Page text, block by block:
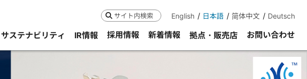
検索 English 日本語 简体中文 Deutsch
サステナビリティ IR情報 採用情報 新着情報 拠点・販売店 お問い合わせ